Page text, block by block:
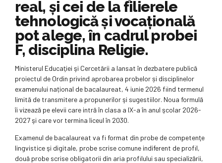
real, şi cei de la filierele
tehnologică şi vocaţională
pot alege, în cadrul probei
F, disciplina Religie.
Ministerul Educaţiei şi Cercetării a lansat în dezbatere publică
proiectul de Ordin privind aprobarea probelor și disciplinelor
examenului național de bacalaureat, 4 iunie 2026 fiind termenul
limită de transmitere a propunerilor şi suges­ti­ilor. Noua formulă
îi vizează pe elevii care intră în clasa a IX-a în anul şcolar 2026-
2027 şi care vor termina liceul în 2030.
Examenul de bacalaureat va fi format din probe de competenţe
lingvistice şi digitale, probe scrise comune indiferent de profil,
două probe scrise obligatorii din aria profilului sau specializării,